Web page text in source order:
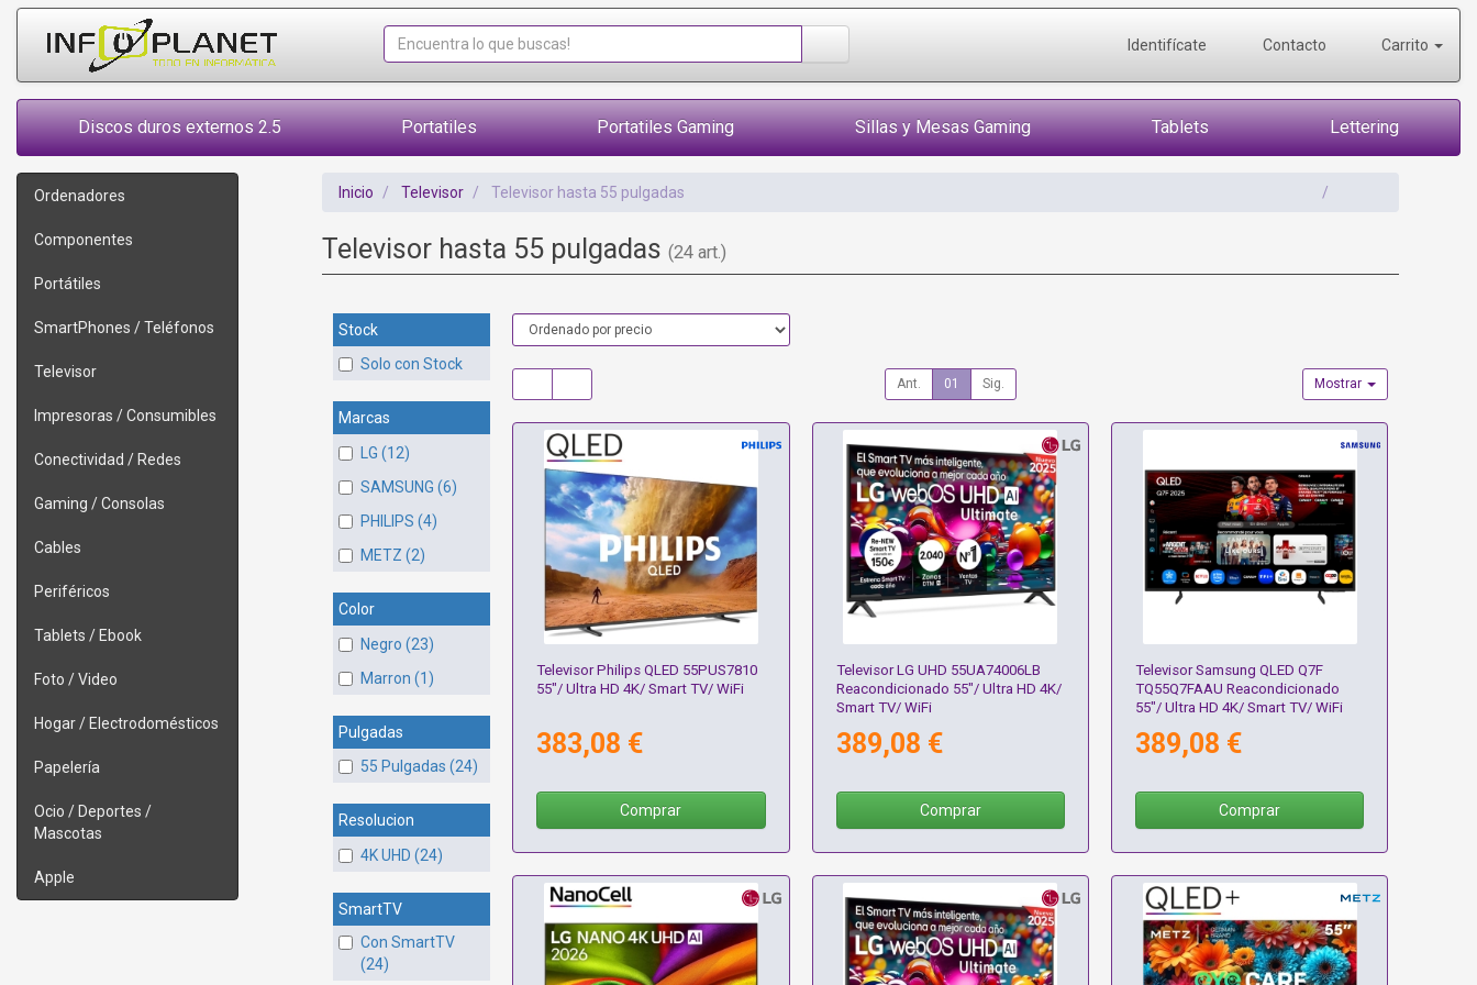
Identifícate Contacto Carrito
Discos duros externos 2.5 Portatiles Portatiles Gaming Sillas y Mesas Gaming Tablets Lettering
Ordenadores
Componentes
Portátiles
SmartPhones / Teléfonos
Televisor
Impresoras / Consumibles
Conectividad / Redes
Gaming / Consolas
Cables
Periféricos
Tablets / Ebook
Foto / Video
Hogar / Electrodomésticos
Papelería
Ocio / Deportes /
Mascotas
Apple
Inicio Televisor Televisor hasta 55 pulgadas
Televisor hasta 55 pulgadas (24 art.)
Stock
Solo con Stock
Marcas
LG (12)
SAMSUNG (6)
PHILIPS (4)
METZ (2)
Color
Negro (23)
Marron (1)
Pulgadas
55 Pulgadas (24)
Resolucion
4K UHD (24)
SmartTV
Con SmartTV
(24)
Ant. 01 Sig. Mostrar
Televisor Philips QLED 55PUS7810
55"/ Ultra HD 4K/ Smart TV/ WiFi
383,08 €
Comprar
Televisor LG UHD 55UA74006LB
Reacondicionado 55"/ Ultra HD 4K/
Smart TV/ WiFi
389,08 €
Comprar
Televisor Samsung QLED Q7F
TQ55Q7FAAU Reacondicionado
55"/ Ultra HD 4K/ Smart TV/ WiFi
389,08 €
Comprar